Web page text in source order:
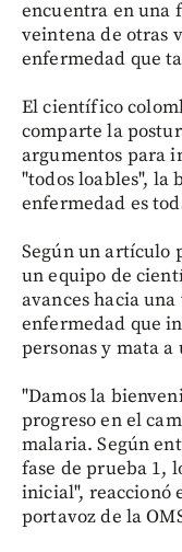
encuentra en una
veintena de otras
enfermedad que
El científico
comparte la
argumentos para
"todos loables", la
enfermedad es
Según un artículo
un equipo de
avances hacia
enfermedad que
personas y mata
"Damos la
progreso en el
malaria. Según
fase de prueba 1,
inicial", reaccionó
portavoz de la